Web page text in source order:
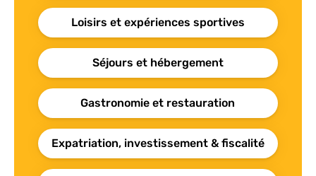
Loisirs et expériences sportives
Séjours et hébergement
Gastronomie et restauration
Expatriation, investissement & fiscalité